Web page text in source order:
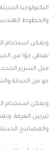
التكنولوجيا
والخطوط
ويمكن استخدام
تعطي جوًا من
مثل السرير
جو من الحداثة
ويمكن استخدام
لتزيين الغرفة.
والمصابيح